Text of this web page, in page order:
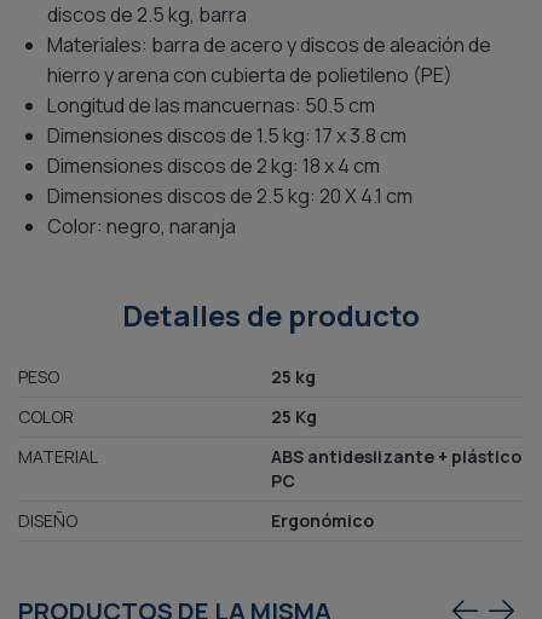
discos de 2.5 kg, barra
Materiales: barra de acero y discos de aleación de
hierro y arena con cubierta de polietileno (PE)
Longitud de las mancuernas: 50.5 cm
Dimensiones discos de 1.5 kg: 17 x 3.8 cm
Dimensiones discos de 2 kg: 18 x 4 cm
Dimensiones discos de 2.5 kg: 20 X 4.1 cm
Color: negro, naranja
Detalles de producto
PESO
25 kg
COLOR
25 Kg
MATERIAL
ABS antideslizante + plástico
PC
DISEÑO
Ergonómico
PRODUCTOS DE LA MISMA